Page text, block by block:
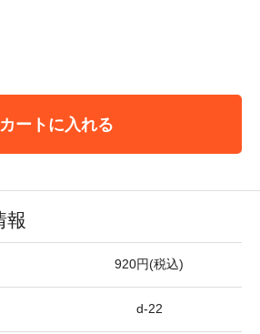
カートに入れる
報
920円(税込)
d-22